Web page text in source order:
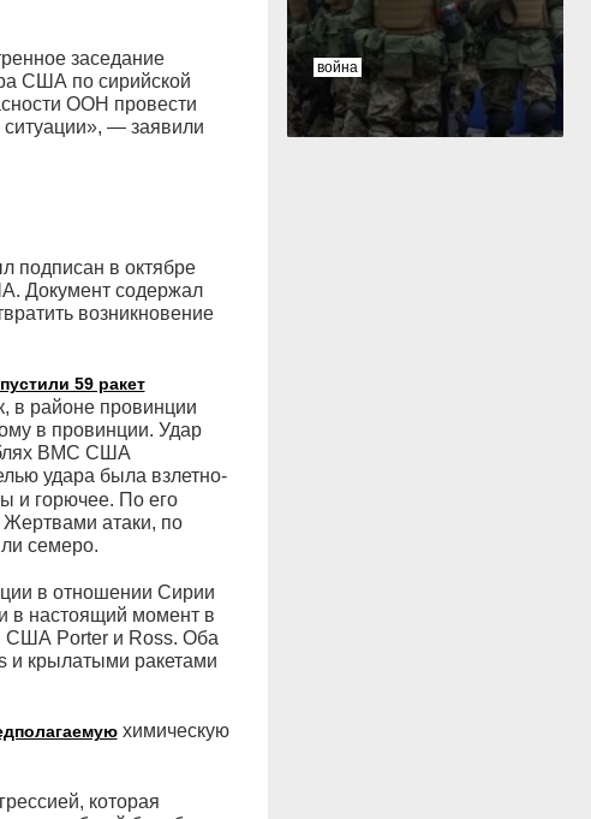
заседание
США по сирийской
ООН провести
— заявили
подписан в октябре
Документ содержал
возникновение
59 ракет
в районе провинции
в провинции. Удар
ВМС США
удара была взлетно-
и горючее. По его
атаки, по
семеро.
в отношении Сирии
в настоящий момент в
США Porter и Ross. Оба
и крылатыми ракетами
химическую
которая
война